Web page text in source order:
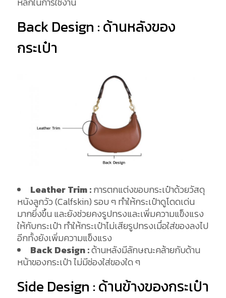
Back Design : ด้านหลังของ
กระเป๋า
Leather Trim :การตกแต่งขอบกระเป๋าด้วยวัสดุ
หนังลูกวัว (Calfskin) รอบ ๆ ทำให้กระเป๋าดูโดดเด่น
มากยิ่งขึ้น และยังช่วยคงรูปทรงและเพิ่มความแข็งแรง
ให้กับกระเป๋า ทำให้กระเป๋าไม่เสียรูปทรงเมื่อใส่ของลงไป
อีกทั้งยังเพิ่มความแข็งแรง
Back Design :ด้านหลังมีลักษณะคล้ายกับด้าน
หน้าของกระเป๋า ไม่มีช่องใส่ของใด ๆ
Side Design : ด้านข้างของกระเป๋า